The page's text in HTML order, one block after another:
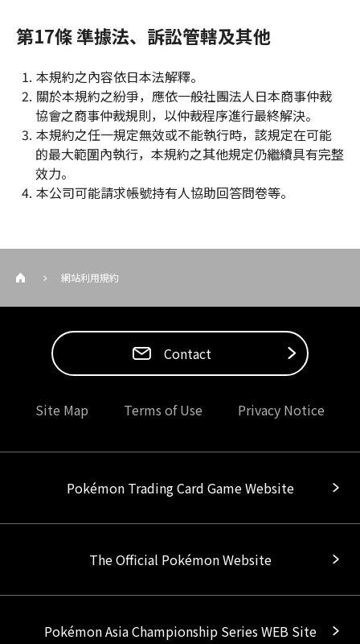
第17條 準據法、訴訟管轄及其他
本規約之內容依日本法解釋。
關於本規約之紛爭，應依一般社團法人日本商事仲裁
協會之商事仲裁規則，以仲裁程序進行最終解決。
本規約之任一規定無效或不能執行時，該規定在可能
的最大範圍內執行，本規約之其他規定仍繼續具有完整
效力。
本公司可能請求帳號持有人協助回答問卷等。
網站利用規約
Contact
Site Map Terms of Use Privacy Notice
Pokémon Trading Card Game Website
The Official Pokémon Website
Pokémon Asia Championship Series WEB Site